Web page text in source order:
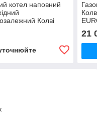
котел наповний
Колві
A)
21